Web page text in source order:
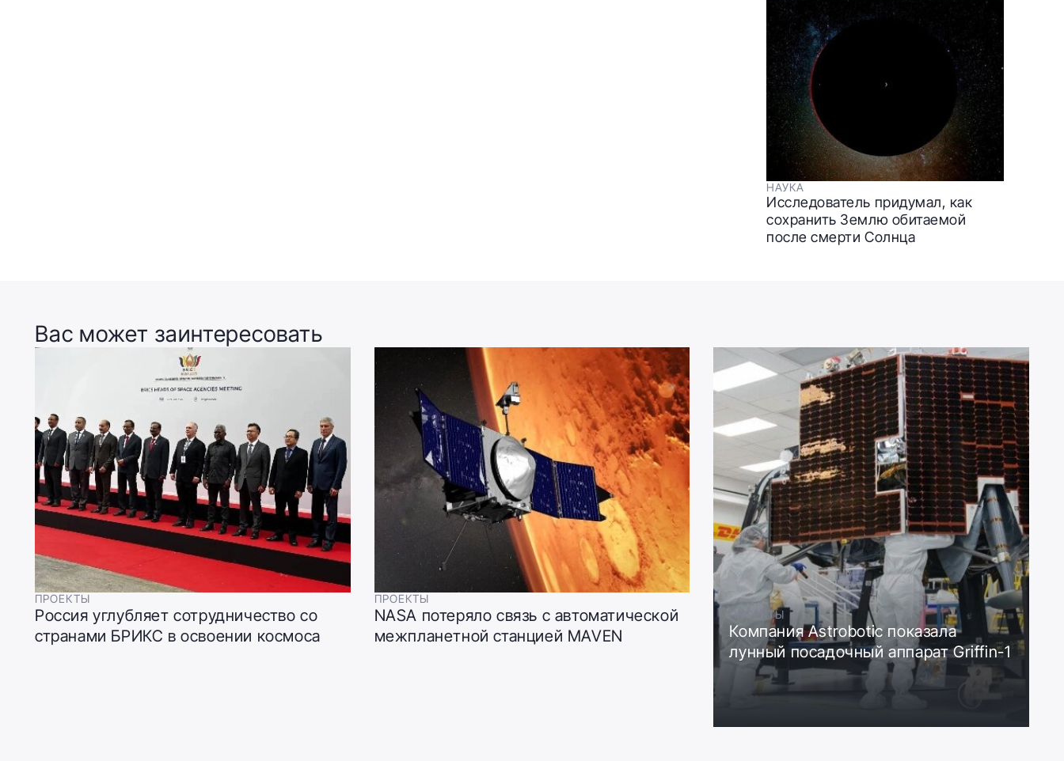
НАУКА
Исследователь придумал, как
сохранить Землю обитаемой
после смерти Солнца
Вас может заинтересовать
ПРОЕКТЫ
Россия углубляет сотрудничество со
странами БРИКС в освоении космоса
ПРОЕКТЫ
NASA потеряло связь с автоматической
межпланетной станцией MAVEN
ПРОЕКТЫ
Компания Astrobotic показала
лунный посадочный аппарат Griffin-1